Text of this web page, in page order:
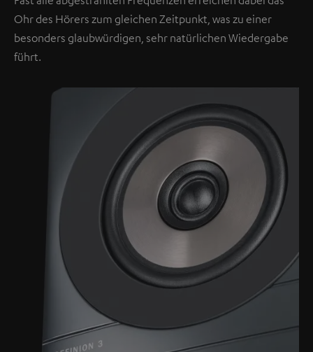
Ohr des Hörers zum gleichen Zeitpunkt, was zu einer
besonders glaubwürdigen, sehr natürlichen Wiedergabe
führt.